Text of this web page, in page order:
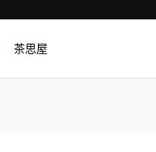
茶思屋